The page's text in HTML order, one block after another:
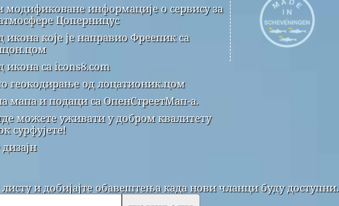
модификоване информације о сервису за
Цоперницус
икона које је направио Фреепик са
икона са icons8.com
геокодирање од лоцатионик.цом
мапа и подаци са ОпенСтреетМап-а.
можете уживати у добром квалитету
сурфујете!
дизајн
и добијајте обавештења када нови чланци буду доступни.